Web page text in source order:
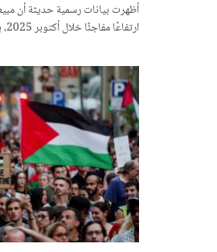
أظهرت بيانات رسمية حديثة أن
ارتفاعًا مفاجئًا خلال أكتوبر 2025، بعد فترة من التباطؤ…